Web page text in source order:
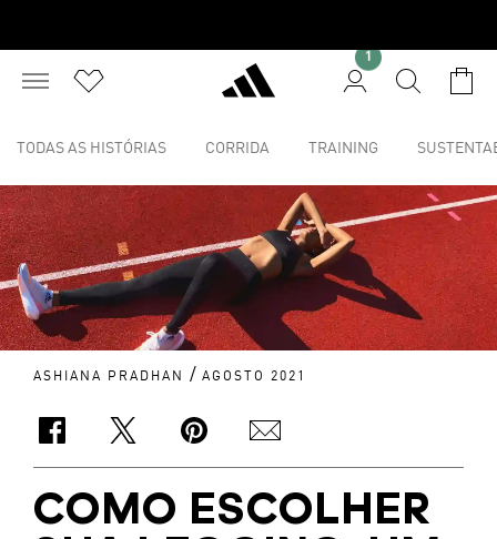
1
TODAS AS HISTÓRIAS CORRIDA TRAINING
ASHIANA PRADHAN / AGOSTO 2021
COMO ESCOLHER